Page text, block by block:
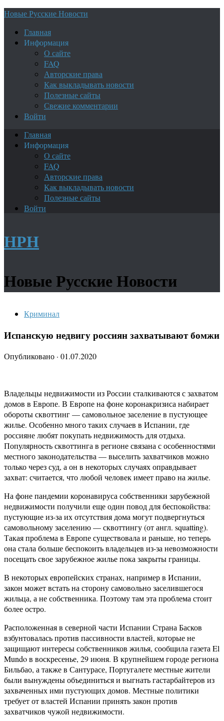
Новые Русские Новости
Главная
Информация
О сайте
FAQ
Авторские права
Как выкладывать новости
Полезные сайты
Свежие комментарии
Войти
Главная
Информация
О сайте
FAQ
Авторские права
Как выкладывать новости
Полезные сайты
Войти
НРН
Новые Русские Новости
Криминал
Испанскую недвигу россиян захватывают бомжи
Опубликовано · 01.07.2020
Владельцы недвижимости из России сталкиваются с захватом
домов в Европе. В Европе на фоне коронакризиса набирает
обороты сквоттинг — самовольное заселение в пустующее
жилье. Особенно много таких случаев в Испании, где
россияне любят покупать недвижимость для отдыха.
Популярность сквоттинга в регионе связана с особенностями
местного законодательства — выселить захватчиков можно
только через суд, а он в некоторых случаях оправдывает
захват: считается, что любой человек имеет право на жилье.
На фоне пандемии коронавируса собственники зарубежной
недвижимости получили еще один повод для беспокойства:
пустующие из-за их отсутствия дома могут подвергнуться
самовольному заселению — сквоттингу (от англ. squatting).
Такая проблема в Европе существовала и раньше, но теперь
она стала больше беспокоить владельцев из-за невозможности
посещать свое зарубежное жилье пока закрыты границы.
В некоторых европейских странах, например в Испании,
закон может встать на сторону самовольно заселившегося
жильца, а не собственника. Поэтому там эта проблема стоит
более остро.
Расположенная в северной части Испании Страна Басков
взбунтовалась против пассивности властей, которые не
защищают интересы собственников жилья, сообщила газета El
Mundo в воскресенье, 29 июня. В крупнейшем городе региона
Бильбао, а также в Сантурасе, Португалете местные жители
были вынуждены объединиться и выгнать гастарбайтеров из
захваченных ими пустующих домов. Местные политики
требует от властей Испании принять закон против
захватчиков чужой недвижимости.